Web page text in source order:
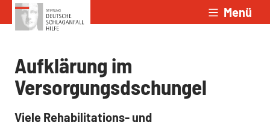
Zum Inhalt springen Menü
Aufklärung im
Versorgungsdschungel
Viele Rehabilitations- und